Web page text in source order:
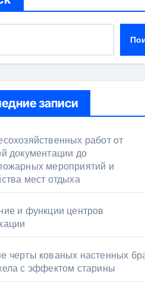
записи
работ от
документации до
мероприятий и
мест отдыха
и функции центров
черты кованых настенных
с эффектом старины